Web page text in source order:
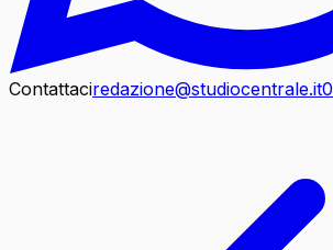
Contattaciredazione@studiocentrale.it